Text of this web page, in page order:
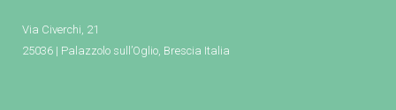
Via Civerchi, 21
25036 | Palazzolo sull’Oglio, Brescia Italia